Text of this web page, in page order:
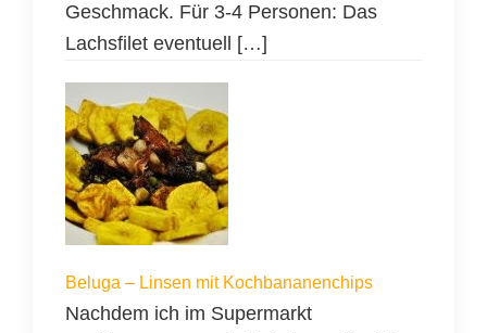
Geschmack. Für 3-4 Personen: Das
Lachsfilet eventuell […]
Beluga – Linsen mit Kochbananenchips
Nachdem ich im Supermarkt